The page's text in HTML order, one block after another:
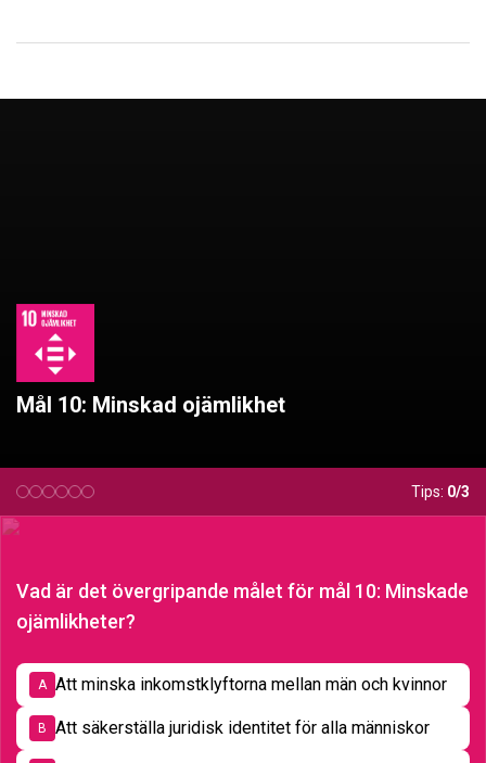
Mål 10: Minskad ojämlikhet
Tips: 0/3
Vad är det övergripande målet för mål 10: Minskade
ojämlikheter?
A Att minska inkomstklyftorna mellan män och kvinnor
B Att säkerställa juridisk identitet för alla människor